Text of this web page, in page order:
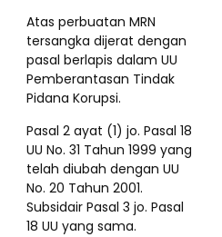
Atas perbuatan MRN
tersangka dijerat dengan
pasal berlapis dalam UU
Pemberantasan Tindak
Pidana Korupsi.
Pasal 2 ayat (1) jo. Pasal 18
UU No. 31 Tahun 1999 yang
telah diubah dengan UU
No. 20 Tahun 2001.
Subsidair Pasal 3 jo. Pasal
18 UU yang sama.